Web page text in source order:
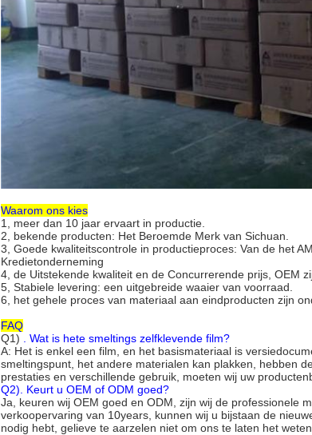
Waarom ons kies
1, meer dan 10 jaar ervaart in productie.
2, bekende producten: Het Beroemde Merk van Sichuan.
3, Goede kwaliteitscontrole in productieproces: Van de het
Kredietonderneming
4, de Uitstekende kwaliteit en de Concurrerende prijs, OEM
5, Stabiele levering: een uitgebreide waaier van voorraad.
6, het gehele proces van materiaal aan eindproducten zijn
FAQ
Q1)
. Wat is hete smeltings zelfklevende film?
A: Het is enkel een film, en het basismateriaal is
smeltingspunt, het andere materialen kan plakken, hebben
prestaties en verschillende gebruik, moeten wij uw
Q2). Keurt u OEM of ODM goed?
Ja, keuren wij OEM goed en ODM, zijn wij de professionele
verkoopervaring van 10years, kunnen wij u bijstaan de
nodig hebt, gelieve te aarzelen niet om ons te laten het weten,